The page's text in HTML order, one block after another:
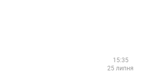
15:35
25 липня